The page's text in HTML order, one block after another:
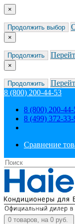
×
Продолжить выбор
×
Продолжить
×
Продолжить
8 (800) 200-44-53
8 (800) 200-44-
8 (499) 372-33-
Сравнение
0 товаров, на 0 руб.